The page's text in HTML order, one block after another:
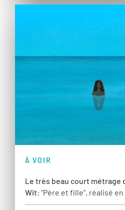
À VOIR
Le très beau court métrage
Wit: "Père et fille", réalisé